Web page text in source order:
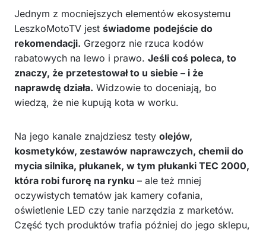
Jednym z mocniejszych elementów ekosystemu
LeszkoMotoTV jest świadome podejście do
rekomendacji. Grzegorz nie rzuca kodów
rabatowych na lewo i prawo. Jeśli coś poleca, to
znaczy, że przetestował to u siebie – i że
naprawdę działa. Widzowie to doceniają, bo
wiedzą, że nie kupują kota w worku.
Na jego kanale znajdziesz testy olejów,
kosmetyków, zestawów naprawczych, chemii do
mycia silnika, płukanek, w tym płukanki TEC 2000,
która robi furorę na rynku – ale też mniej
oczywistych tematów jak kamery cofania,
oświetlenie LED czy tanie narzędzia z marketów.
Część tych produktów trafia później do jego sklepu,